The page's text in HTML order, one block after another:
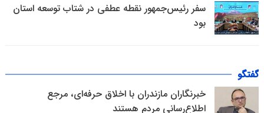
سفر رئیس‌جمهور نقطه عطفی در شتاب توسعه استان
بود
گفتگو
خبرنگاران مازندران با اخلاق حرفه‌ای، مرجع
اطلاع‌رسانی مردم هستند